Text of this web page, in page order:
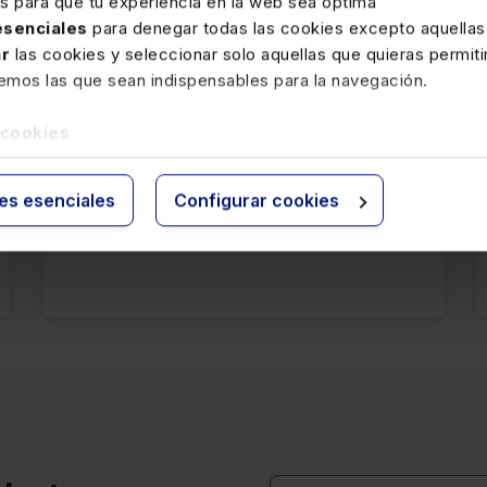
para denegar todas las cookies excepto
las cookies y seleccionar solo aquellas que quieras
las que sean indispensables para la navegación.
esenciales Configurar cookies
1 ABRIL 2025
Validez del voto telemático en las
No resulta admisible el voto telemático en las
elecciones a delegados de personal y
miembros de comité de empresa.